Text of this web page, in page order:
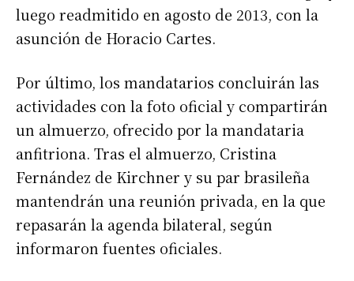
luego readmitido en agosto de 2013, con la
asunción de Horacio Cartes.
Por último, los mandatarios concluirán las
actividades con la foto oficial y compartirán
un almuerzo, ofrecido por la mandataria
anfitriona. Tras el almuerzo, Cristina
Fernández de Kirchner y su par brasileña
mantendrán una reunión privada, en la que
repasarán la agenda bilateral, según
informaron fuentes oficiales.